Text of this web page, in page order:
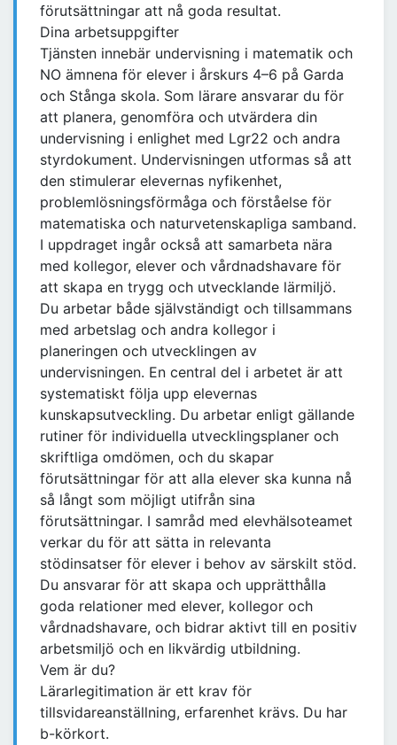
förutsättningar att nå goda resultat.
Dina arbetsuppgifter
Tjänsten innebär undervisning i matematik och
NO ämnena för elever i årskurs 4–6 på Garda
och Stånga skola. Som lärare ansvarar du för
att planera, genomföra och utvärdera din
undervisning i enlighet med Lgr22 och andra
styrdokument. Undervisningen utformas så att
den stimulerar elevernas nyfikenhet,
problemlösningsförmåga och förståelse för
matematiska och naturvetenskapliga samband.
I uppdraget ingår också att samarbeta nära
med kollegor, elever och vårdnadshavare för
att skapa en trygg och utvecklande lärmiljö.
Du arbetar både självständigt och tillsammans
med arbetslag och andra kollegor i
planeringen och utvecklingen av
undervisningen. En central del i arbetet är att
systematiskt följa upp elevernas
kunskapsutveckling. Du arbetar enligt gällande
rutiner för individuella utvecklingsplaner och
skriftliga omdömen, och du skapar
förutsättningar för att alla elever ska kunna nå
så långt som möjligt utifrån sina
förutsättningar. I samråd med elevhälsoteamet
verkar du för att sätta in relevanta
stödinsatser för elever i behov av särskilt stöd.
Du ansvarar för att skapa och upprätthålla
goda relationer med elever, kollegor och
vårdnadshavare, och bidrar aktivt till en positiv
arbetsmiljö och en likvärdig utbildning.
Vem är du?
Lärarlegitimation är ett krav för
tillsvidareanställning, erfarenhet krävs. Du har
b-körkort.